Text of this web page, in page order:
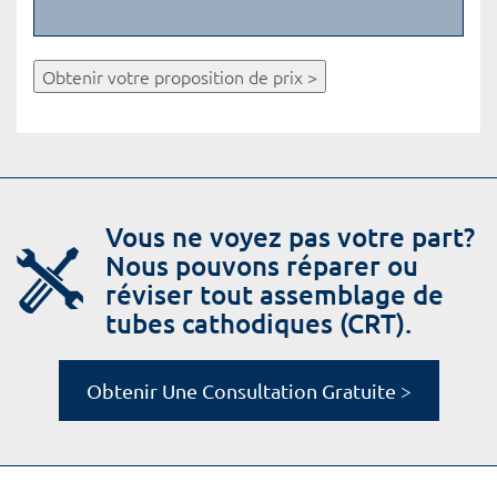
Obtenir votre proposition de prix >
Vous ne voyez pas votre part?
Nous pouvons réparer ou
réviser tout assemblage de
tubes cathodiques (CRT).
Obtenir Une Consultation Gratuite >